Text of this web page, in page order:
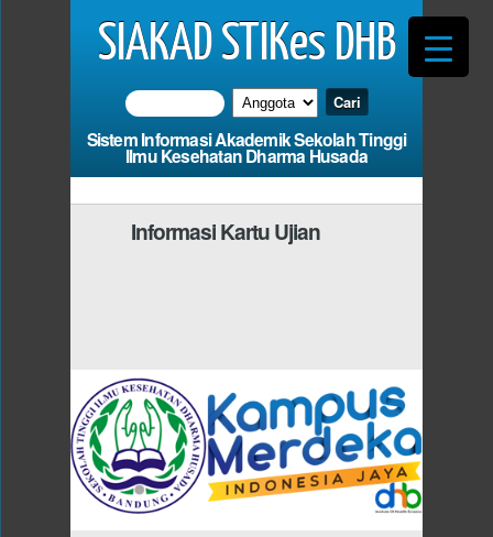
SIAKAD STIKes DHB
Sistem Informasi Akademik Sekolah Tinggi
Ilmu Kesehatan Dharma Husada
Informasi Kartu Ujian